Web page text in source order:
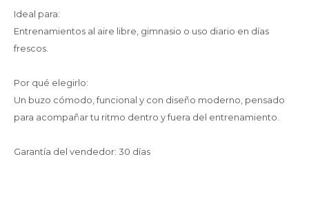
Ideal para:
Entrenamientos al aire libre, gimnasio o uso diario en días
frescos.
Por qué elegirlo:
Un buzo cómodo, funcional y con diseño moderno, pensado
para acompañar tu ritmo dentro y fuera del entrenamiento.
Garantía del vendedor: 30 días